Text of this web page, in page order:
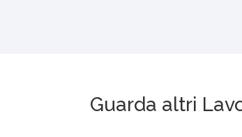
Guarda altri